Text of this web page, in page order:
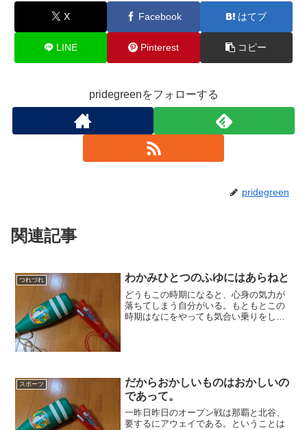
X Facebook はてブ
LINE Pinterest コピー
pridegreenをフォローする
pridegreen
関連記事
つれづれ わかみひとつのふゆにはあらねと
どうもこの時期になると、心身の気力が
落ちてしまう自分がいる。もともとこの
時期はなにをやっても気合い乗りをしな
スポーツ
だからおかしいものはおかしいの
であって。
一昨日昨日のオープン戦は那覇と北谷、
要するにアウェイである。ということは